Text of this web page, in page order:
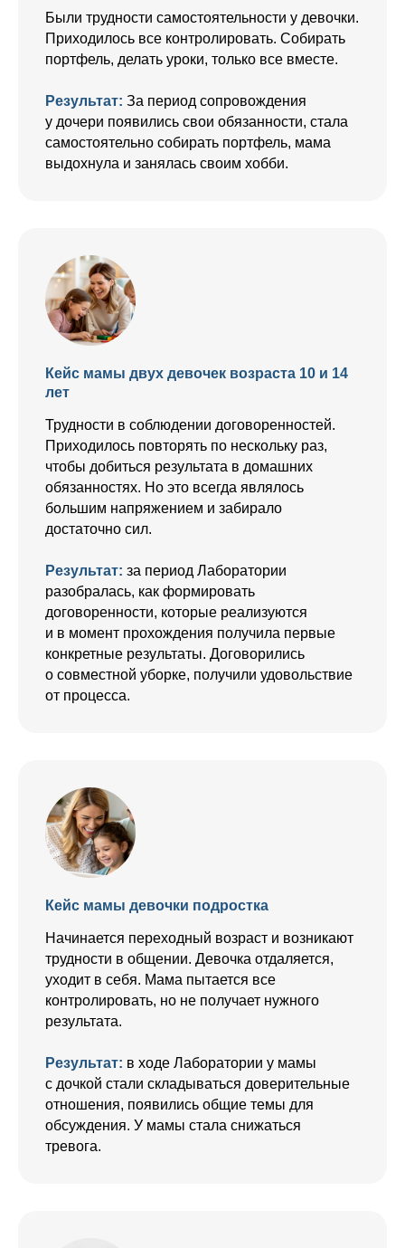
Были трудности самостоятельности у девочки.
Приходилось все контролировать. Собирать
портфель, делать уроки, только все вместе.
Результат: За период сопровождения
у дочери появились свои обязанности, стала
самостоятельно собирать портфель, мама
выдохнула и занялась своим хобби.
Кейс мамы двух девочек возраста 10 и 14
лет
Трудности в соблюдении договоренностей.
Приходилось повторять по нескольку раз,
чтобы добиться результата в домашних
обязанностях. Но это всегда являлось
большим напряжением и забирало
достаточно сил.
Результат: за период Лаборатории
разобралась, как формировать
договоренности, которые реализуются
и в момент прохождения получила первые
конкретные результаты. Договорились
о совместной уборке, получили удовольствие
от процесса.
Кейс мамы девочки подростка
Начинается переходный возраст и возникают
трудности в общении. Девочка отдаляется,
уходит в себя. Мама пытается все
контролировать, но не получает нужного
результата.
Результат: в ходе Лаборатории у мамы
с дочкой стали складываться доверительные
отношения, появились общие темы для
обсуждения. У мамы стала снижаться
тревога.